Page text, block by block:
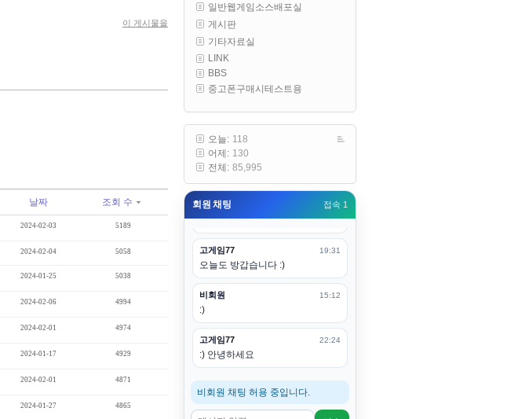
이 게시물을
날짜 조회 수
2024-02-03 5189
2024-02-04 5058
2024-01-25 5038
2024-02-06 4994
2024-02-01 4974
2024-01-17 4929
2024-02-01 4871
2024-01-27 4865
일반웹게임소스배포실
게시판
기타자료실
LINK
BBS
중고폰구매시테스트용
오늘: 118
어제: 130
전체: 85,995
회원 채팅 접속 1
esils
다 펼쳐두면 너무길어서 ..
esils
모바일로 보는데도 좀 불편하더라
구요
니다. 벌써 12시가 넘었었네요
esils
어후 주무세요
고게임77 00:20
(__)수고하십시용!
고게임77 19:31
오늘도 방갑습니다 :)
비회원 15:12
:)
고게임77 22:24
:) 안녕하세요
비회원 채팅 허용 중입니다.